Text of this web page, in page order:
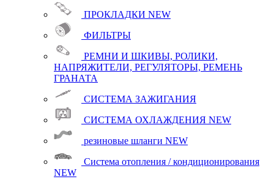
ПРОКЛАДКИ NEW
ФИЛЬТРЫ
РЕМНИ И ШКИВЫ, РОЛИКИ,
НАПРЯЖИТЕЛИ, РЕГУЛЯТОРЫ, РЕМЕНЬ
ГРАНАТА
СИСТЕМА ЗАЖИГАНИЯ
СИСТЕМА ОХЛАЖДЕНИЯ NEW
резиновые шланги NEW
Система отопления / кондиционирования
NEW